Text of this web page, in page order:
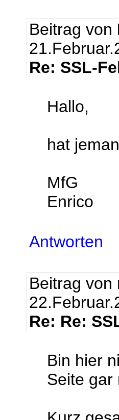
Beitrag von
Re: SSL-
Hallo,
hat
MfG
Enrico
Antworten
Beitrag von
Re: Re:
Bin hier
Seite gar